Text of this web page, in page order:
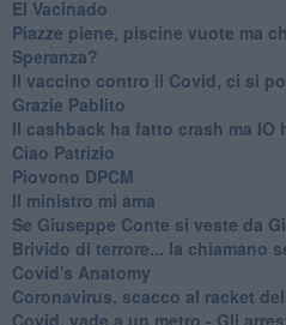
El Vacinado
Piazze piene, piscine vuote ma
Speranza?
​Il vaccino contro il Covid, ci si
Grazie Pablito
Il cashback ha fatto crash ma IO
Ciao Patrizio
Piovono DPCM
Il ministro mi ama
Se Giuseppe Conte si veste da
Brivido di terrore... la chiamano
Covid's Anatomy
Coronavirus, scacco al racket
Covid, vade a un metro - Gli